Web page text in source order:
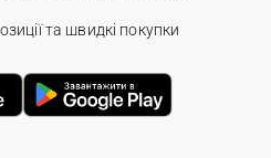
та швидкі покупки